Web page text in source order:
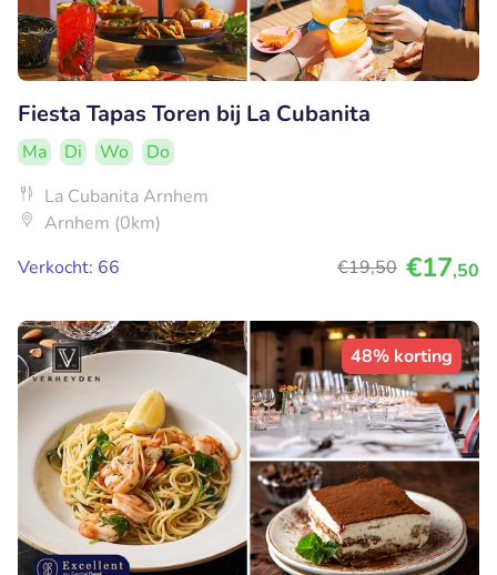
Fiesta Tapas Toren bij La Cubanita
Ma Di Wo
Do
La Cubanita Arnhem
Arnhem (0km)
Verkocht: 66
€19,50 €17,50
48% korting